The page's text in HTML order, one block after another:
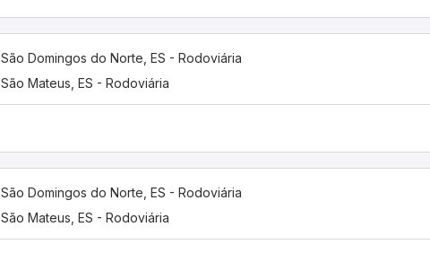
São Domingos do Norte, ES - Rodoviária
São Mateus, ES - Rodoviária
São Domingos do Norte, ES - Rodoviária
São Mateus, ES - Rodoviária